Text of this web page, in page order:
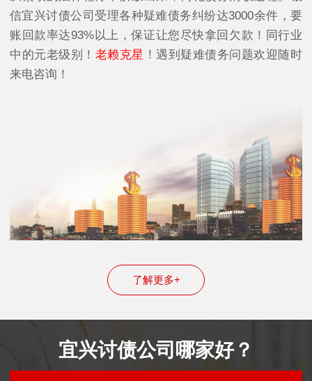
信宜兴讨债公司受理各种疑难债务纠纷达3000余件，要
账回款率达93%以上，保证让您尽快拿回欠款！同行业
中的元老级别！ 老赖克星 ！遇到疑难债务问题欢迎随时
来电咨询！
了解更多+
宜兴讨债公司哪家好？